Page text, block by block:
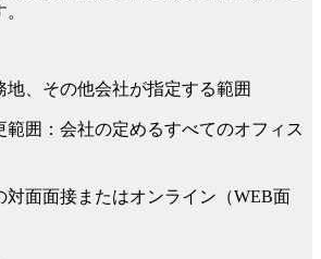
地、その他会社が指定する範囲
範囲：会社の定めるすべてのオフィス
対面面接またはオンライン（WEB面